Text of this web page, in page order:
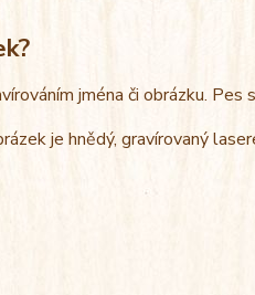
jména či obrázku.
je hnědý, gravírovaný